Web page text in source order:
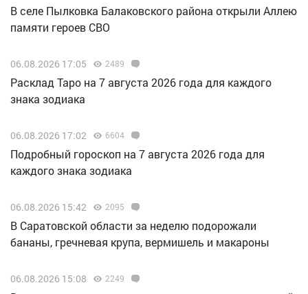
В селе Пылковка Балаковского района открыли Аллею
памяти героев СВО
06.08.2026 17:05 2489
Расклад Таро на 7 августа 2026 года для каждого
знака зодиака
06.08.2026 17:02 6604
Подробный гороскоп на 7 августа 2026 года для
каждого знака зодиака
06.08.2026 15:42 2095
В Саратовской области за неделю подорожали
бананы, гречневая крупа, вермишель и макароны
06.08.2026 15:08 2249